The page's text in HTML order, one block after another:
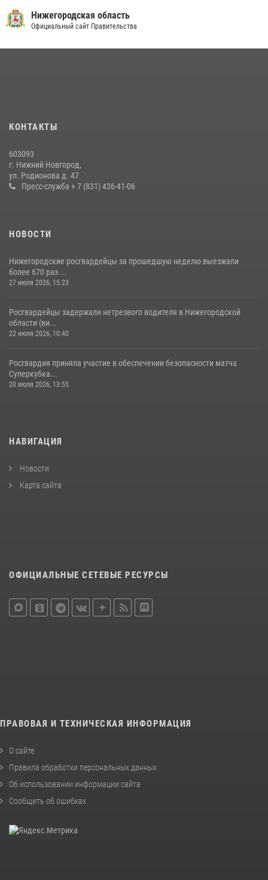
Нижегородская область
Официальный сайт Правительства
КОНТАКТЫ
603093
г. Нижний Новгород,
ул. Родионова д. 47
Пресс-служба + 7 (831) 436-41-06
НОВОСТИ
Нижегородские росгвардейцы за прошедшую неделю выезжали
более 670 раз ...
27 июля 2026, 15:23
Росгвардейцы задержали нетрезвого водителя в Нижегородской
области (ви...
22 июля 2026, 10:40
Росгвардия приняла участие в обеспечении безопасности матча
Суперкубка...
20 июля 2026, 13:55
НАВИГАЦИЯ
Новости
Карта сайта
ОФИЦИАЛЬНЫЕ СЕТЕВЫЕ РЕСУРСЫ
ПРАВОВАЯ И ТЕХНИЧЕСКАЯ ИНФОРМАЦИЯ
О сайте
Правила обработки персональных данных
Об использовании информации сайта
Сообщить об ошибках